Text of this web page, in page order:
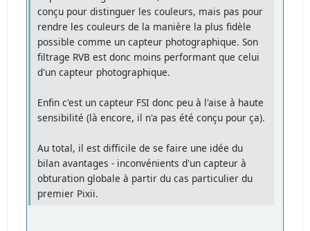
conçu pour distinguer les couleurs, mais pas pour
rendre les couleurs de la manière la plus fidèle
possible comme un capteur photographique. Son
filtrage RVB est donc moins performant que celui
d'un capteur photographique.
Enfin c'est un capteur FSI donc peu à l'aise à haute
sensibilité (là encore, il n'a pas été conçu pour ça).
Au total, il est difficile de se faire une idée du
bilan avantages - inconvénients d'un capteur à
obturation globale à partir du cas particulier du
premier Pixii.